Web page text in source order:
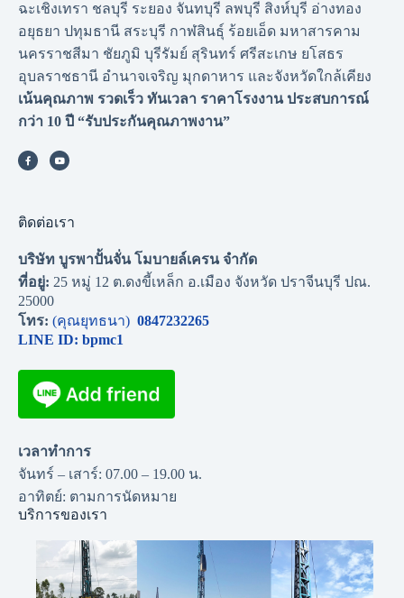
ฉะเชิงเทรา ชลบุรี ระยอง จันทบุรี ลพบุรี สิงห์บุรี อ่างทอง
อยุธยา ปทุมธานี สระบุรี กาฬสินธุ์ ร้อยเอ็ด มหาสารคาม
นครราชสีมา ชัยภูมิ บุรีรัมย์ สุรินทร์ ศรีสะเกษ ยโสธร
อุบลราชธานี อำนาจเจริญ มุกดาหาร และจังหวัดใกล้เคียง
เน้นคุณภาพ รวดเร็ว ทันเวลา ราคาโรงงาน ประสบการณ์
กว่า 10 ปี “รับประกันคุณภาพงาน”
ติดต่อเรา
บริษัท บูรพาปั้นจั่น โมบายล์เครน จำกัด
ที่อยู่: 25 หมู่ 12 ต.ดงขี้เหล็ก อ.เมือง จังหวัด ปราจีนบุรี ปณ.
25000
โทร: (คุณยุทธนา) 0847232265
LINE ID: bpmc1
เวลาทำการ
จันทร์ – เสาร์: 07.00 – 19.00 น.
อาทิตย์: ตามการนัดหมาย
บริการของเรา